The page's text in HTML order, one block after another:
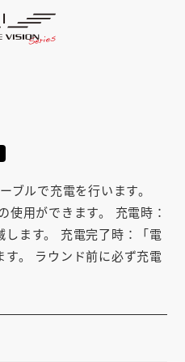
る
法
ブルで充電を行います。
使用ができます。 充電時：
します。 充電完了時：「電
。 ラウンド前に必ず充電